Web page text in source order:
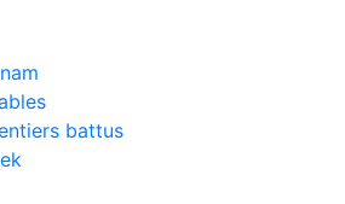
battus